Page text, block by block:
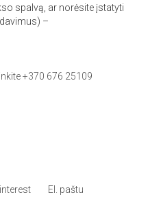
spalvą, ar norėsite įstatyti
–
+370 676 25109
El. paštu